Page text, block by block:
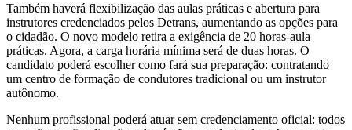
Também haverá flexibilização das aulas práticas e abertura para
instrutores credenciados pelos Detrans, aumentando as opções para
o cidadão. O novo modelo retira a exigência de 20 horas-aula
práticas. Agora, a carga horária mínima será de duas horas. O
candidato poderá escolher como fará sua preparação: contratando
um centro de formação de condutores tradicional ou um instrutor
autônomo.
Nenhum profissional poderá atuar sem credenciamento oficial: todos